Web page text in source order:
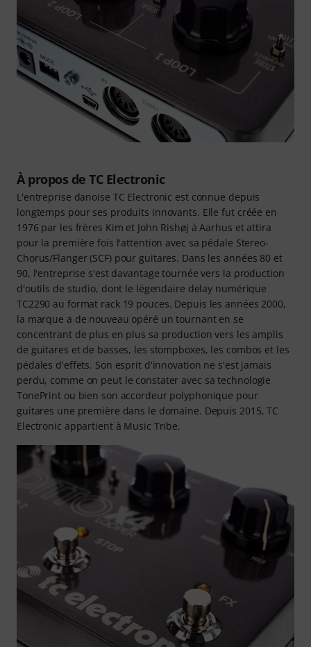
À propos de TC Electronic
L'entreprise danoise TC Electronic est connue depuis
longtemps pour ses produits innovants. Elle fut créée en
1976 par les frères Kim et John Rishøj à Aarhus et attira
pour la première fois l'attention avec sa pédale Stereo-
Chorus/Flanger (SCF) pour guitares. Dans les années 80 et
90, l'entreprise s'est davantage tournée vers la production
d'outils de studio, dont le légendaire delay numérique
TC2290 au format rack 19 pouces. Depuis les années 2000,
la marque a de nouveau opéré un tournant en se
concentrant de plus en plus sa production vers les amplis
de guitares et de basses, les stompboxes, les combos et les
pédales d'effets. Son esprit d'innovation ne s'est jamais
perdu, comme on peut le constater avec sa technologie
TonePrint ou bien son accordeur polyphonique pour
guitares une première dans le domaine. Depuis 2015, TC
Electronic appartient à Music Tribe.